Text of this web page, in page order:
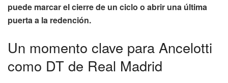
puede marcar el cierre de un ciclo o abrir una última
puerta a la redención.
Un momento clave para Ancelotti
como DT de Real Madrid